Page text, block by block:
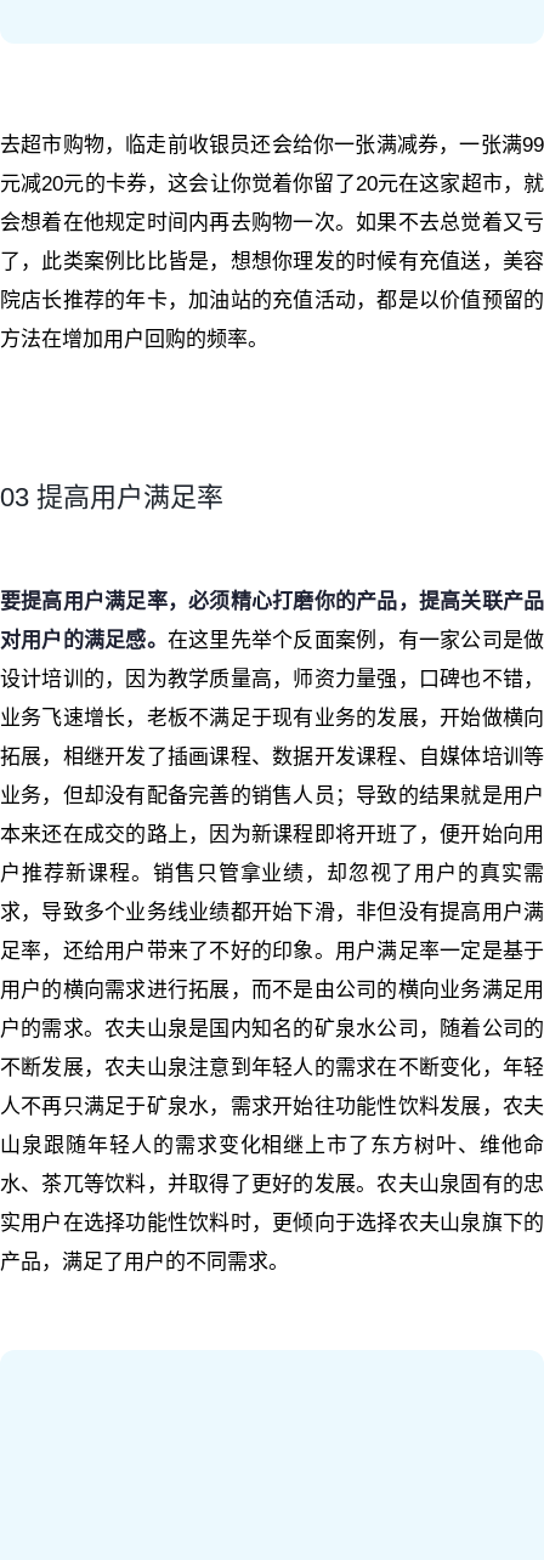
去超市购物，临走前收银员还会给你一张满减券，一张满99
元减20元的卡券，这会让你觉着你留了20元在这家超市，就
会想着在他规定时间内再去购物一次。如果不去总觉着又亏
了，此类案例比比皆是，想想你理发的时候有充值送，美容
院店长推荐的年卡，加油站的充值活动，都是以价值预留的
方法在增加用户回购的频率。
03 提高用户满足率
要提高用户满足率，必须精心打磨你的产品，提高关联产品
对用户的满足感。 在这里先举个反面案例，有一家公司是做
设计培训的，因为教学质量高，师资力量强，口碑也不错，
业务飞速增长，老板不满足于现有业务的发展，开始做横向
拓展，相继开发了插画课程、数据开发课程、自媒体培训等
业务，但却没有配备完善的销售人员；导致的结果就是用户
本来还在成交的路上，因为新课程即将开班了，便开始向用
户推荐新课程。销售只管拿业绩，却忽视了用户的真实需
求，导致多个业务线业绩都开始下滑，非但没有提高用户满
足率，还给用户带来了不好的印象。用户满足率一定是基于
用户的横向需求进行拓展，而不是由公司的横向业务满足用
户的需求。农夫山泉是国内知名的矿泉水公司，随着公司的
不断发展，农夫山泉注意到年轻人的需求在不断变化，年轻
人不再只满足于矿泉水，需求开始往功能性饮料发展，农夫
山泉跟随年轻人的需求变化相继上市了东方树叶、维他命
水、茶兀等饮料，并取得了更好的发展。农夫山泉固有的忠
实用户在选择功能性饮料时，更倾向于选择农夫山泉旗下的
产品，满足了用户的不同需求。